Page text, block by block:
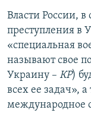
Власти России,
преступления в
«специальная
называют свое
Украину – КР)
всех ее задач»,
международное